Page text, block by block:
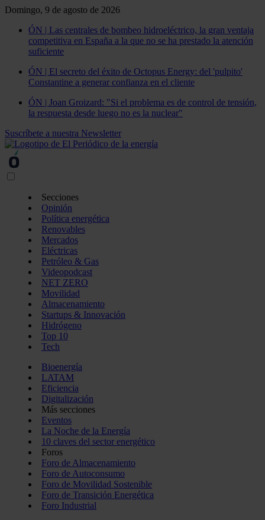
Domingo, 9 de agosto de 2026
ÓN | Las centrales de bombeo hidroeléctrico, la gran ventaja
competitiva en España a la que no se ha prestado la atención
suficiente
ÓN | El secreto del éxito de Octopus Energy: del 'pulpito'
Constantine a generar confianza en el cliente
ÓN | Joan Groizard: "Si el problema es de control de tensión,
la respuesta desde luego no es la nuclear"
Suscríbete a nuestra Newsletter
Secciones
Opinión
Política energética
Renovables
Mercados
Eléctricas
Petróleo & Gas
Videopodcast
NET ZERO
Movilidad
Almacenamiento
Startups & Innovación
Hidrógeno
Top 10
Tech
Bioenergía
LATAM
Eficiencia
Digitalización
Más secciones
Eventos
La Noche de la Energía
10 claves del sector energético
Foros
Foro de Almacenamiento
Foro de Autoconsumo
Foro de Movilidad Sostenible
Foro de Transición Energética
Foro Industrial